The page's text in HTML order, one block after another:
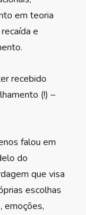
em teoria
e
recebido
(!) –
falou em
do
que visa
escolhas
emoções,